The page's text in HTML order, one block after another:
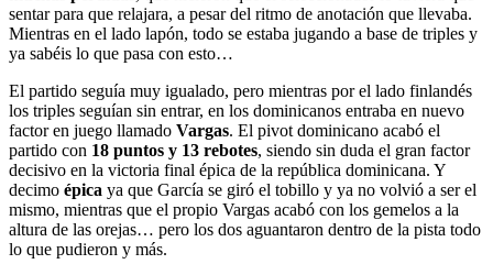
sentar para que relajara, a pesar del ritmo de anotación que llevaba.
Mientras en el lado lapón, todo se estaba jugando a base de triples y
ya sabéis lo que pasa con esto…
El partido seguía muy igualado, pero mientras por el lado finlandés
los triples seguían sin entrar, en los dominicanos entraba en nuevo
factor en juego llamado Vargas. El pivot dominicano acabó el
partido con 18 puntos y 13 rebotes, siendo sin duda el gran factor
decisivo en la victoria final épica de la república dominicana. Y
decimo épica ya que García se giró el tobillo y ya no volvió a ser el
mismo, mientras que el propio Vargas acabó con los gemelos a la
altura de las orejas… pero los dos aguantaron dentro de la pista todo
lo que pudieron y más.